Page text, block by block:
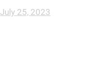
July 25, 2023